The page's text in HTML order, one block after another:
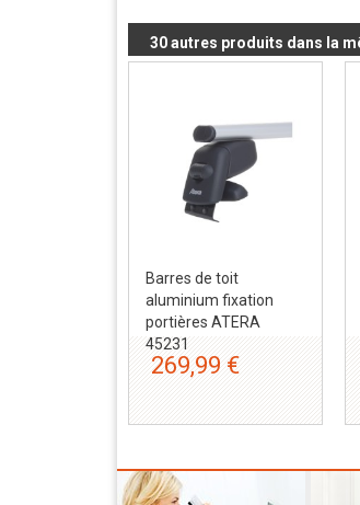
30 autres produits dans la
Barres de toit
aluminium fixation
portières ATERA
45231
269,99 €